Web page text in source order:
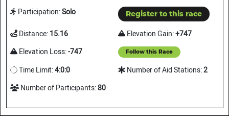
Participation:Solo Register to this race
Distance:15.16 Elevation Gain:+747
Elevation Loss:-747 Follow this Race
Time Limit:4:0:0 Number of Aid Stations:2
Number of Participants:80